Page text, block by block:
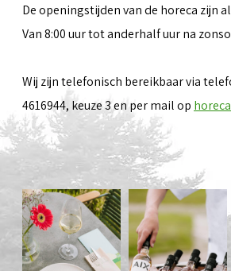
De openingstijden van de horeca zijn
Van 8:00 uur tot anderhalf uur na
Wij zijn telefonisch bereikbaar via
4616944, keuze 3 en per mail op